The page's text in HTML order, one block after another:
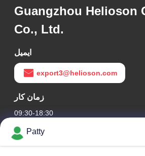
Guangzhou Helioson
Co., Ltd.
ایمیل
export3@helioson.com
زمان کار
09:30-18:30
آدرس ما
Patty